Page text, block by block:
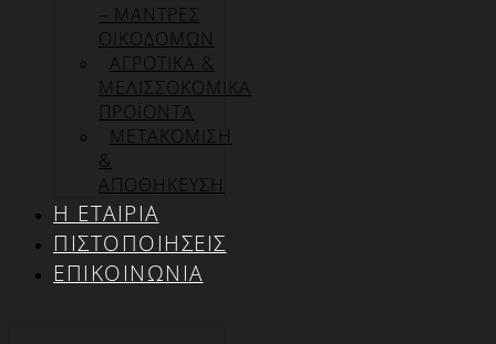
– ΜΑΝΤΡΕΣ
ΟΙΚΟΔΟΜΩΝ
ΑΓΡΟΤΙΚΑ &
ΜΕΛΙΣΣΟΚΟΜΙΚΑ
ΠΡΟΪΟΝΤΑ
ΜΕΤΑΚΟΜΙΣΗ
&
ΑΠΟΘΗΚΕΥΣΗ
Η ΕΤΑΙΡΊΑ
ΠΙΣΤΟΠΟΙΉΣΕΙΣ
ΕΠΙΚΟΙΝΩΝΊΑ